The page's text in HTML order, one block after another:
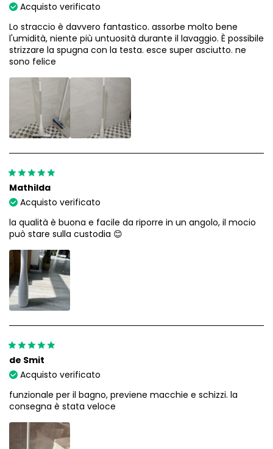
Acquisto verificato
Lo straccio è davvero fantastico. assorbe molto bene
l'umidità, niente più untuosità durante il lavaggio. È possibile
strizzare la spugna con la testa. esce super asciutto. ne
sono felice
Mathilda
Acquisto verificato
la qualità è buona e facile da riporre in un angolo, il mocio
può stare sulla custodia 😊
de Smit
Acquisto verificato
funzionale per il bagno, previene macchie e schizzi. la
consegna è stata veloce